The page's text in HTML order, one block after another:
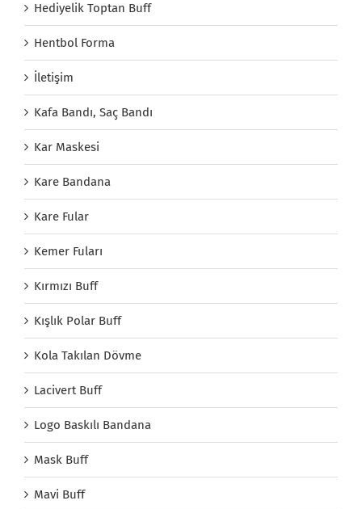
Hediyelik Toptan Buff
Hentbol Forma
İletişim
Kafa Bandı, Saç Bandı
Kar Maskesi
Kare Bandana
Kare Fular
Kemer Fuları
Kırmızı Buff
Kışlık Polar Buff
Kola Takılan Dövme
Lacivert Buff
Logo Baskılı Bandana
Mask Buff
Mavi Buff